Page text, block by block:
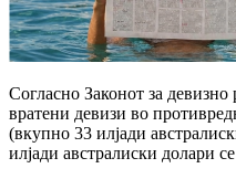
Согласно Законот за
вратени девизи во
(вкупно 33 илјади
илјади австралиски долари